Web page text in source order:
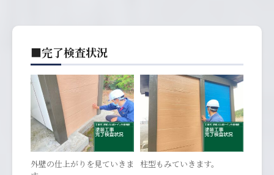
■完了検査状況
外壁の仕上がりを見ていきま
柱型もみていきます。